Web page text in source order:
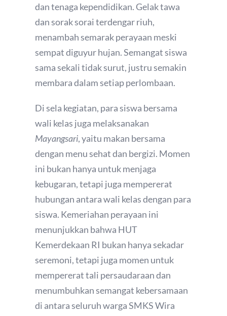
dan tenaga kependidikan. Gelak tawa
dan sorak sorai terdengar riuh,
menambah semarak perayaan meski
sempat diguyur hujan. Semangat siswa
sama sekali tidak surut, justru semakin
membara dalam setiap perlombaan.
Di sela kegiatan, para siswa bersama
wali kelas juga melaksanakan
Mayangsari, yaitu makan bersama
dengan menu sehat dan bergizi. Momen
ini bukan hanya untuk menjaga
kebugaran, tetapi juga mempererat
hubungan antara wali kelas dengan para
siswa. Kemeriahan perayaan ini
menunjukkan bahwa HUT
Kemerdekaan RI bukan hanya sekadar
seremoni, tetapi juga momen untuk
mempererat tali persaudaraan dan
menumbuhkan semangat kebersamaan
di antara seluruh warga SMKS Wira